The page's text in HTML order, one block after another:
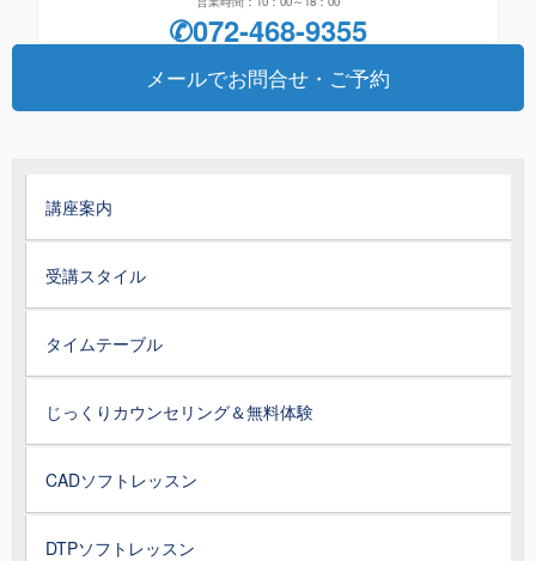
✆072-468-9355
メールでお問合せ・ご予約
講座案内
受講スタイル
タイムテーブル
じっくりカウンセリング＆無料体験
CADソフトレッスン
DTPソフトレッスン